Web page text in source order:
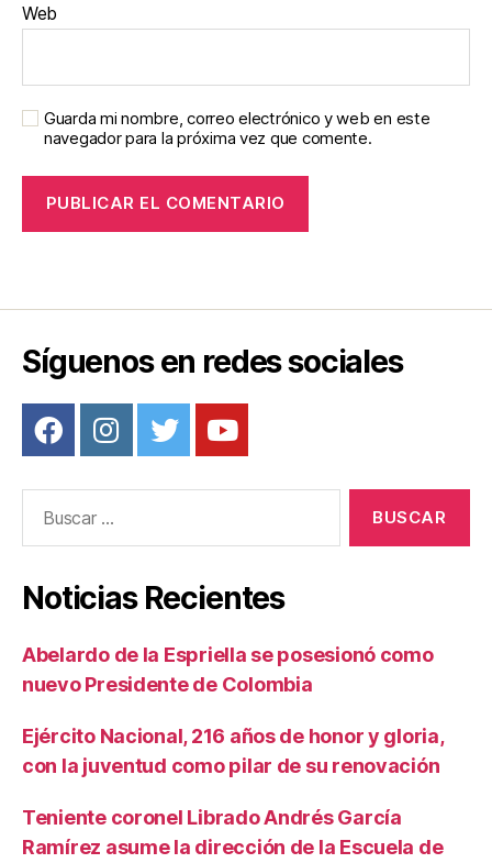
Web
Guarda mi nombre, correo electrónico y web en este
navegador para la próxima vez que comente.
Síguenos en redes sociales
Noticias Recientes
Abelardo de la Espriella se posesionó como
nuevo Presidente de Colombia
Ejército Nacional, 216 años de honor y gloria,
con la juventud como pilar de su renovación
Teniente coronel Librado Andrés García
Ramírez asume la dirección de la Escuela de